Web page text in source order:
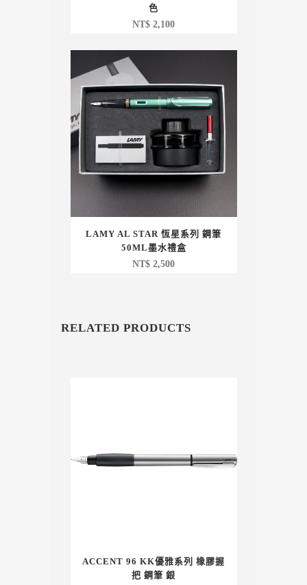
色
NT$ 2,100
LAMY AL STAR 恆星系列 鋼筆
50ML墨水禮盒
NT$ 2,500
RELATED PRODUCTS
ACCENT 96 KK優雅系列 橡膠握
把 鋼筆 銀